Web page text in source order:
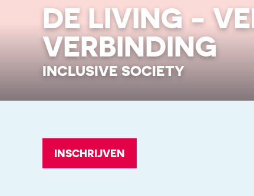
DE LIVING -
VERBINDING
INCLUSIVE SOCIETY
INSCHRIJVEN